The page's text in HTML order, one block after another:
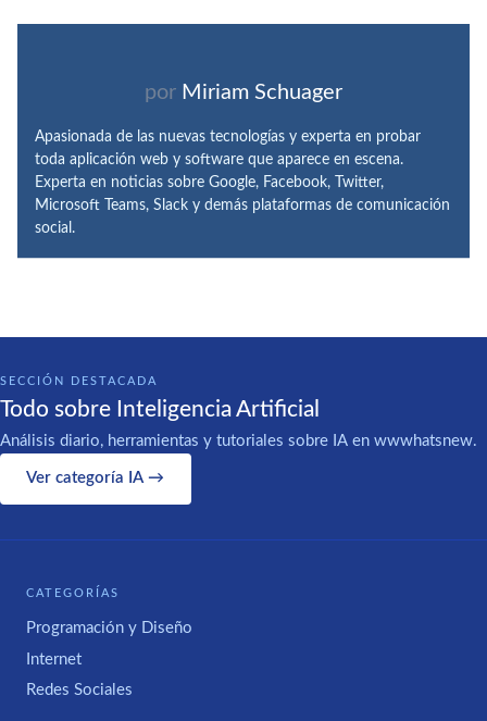
por Miriam Schuager
Apasionada de las nuevas tecnologías y experta en probar
toda aplicación web y software que aparece en escena.
Experta en noticias sobre Google, Facebook, Twitter,
Microsoft Teams, Slack y demás plataformas de comunicación
social.
SECCIÓN DESTACADA
Todo sobre Inteligencia Artificial
Análisis diario, herramientas y tutoriales sobre IA en wwwhatsnew.
Ver categoría IA →
CATEGORÍAS
Programación y Diseño
Internet
Redes Sociales